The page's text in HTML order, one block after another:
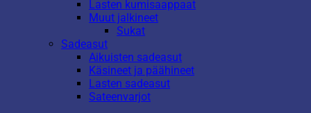
Lasten kumisaappaat
Muut jalkineet
Sukat
Sadeasut
Aikuisten sadeasut
Käsineet ja päähineet
Lasten sadeasut
Sateenvarjot